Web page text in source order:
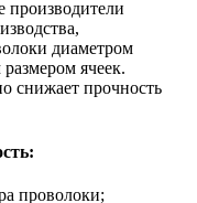
производители
диаметром
ячеек.
снижает прочность
проволоки;